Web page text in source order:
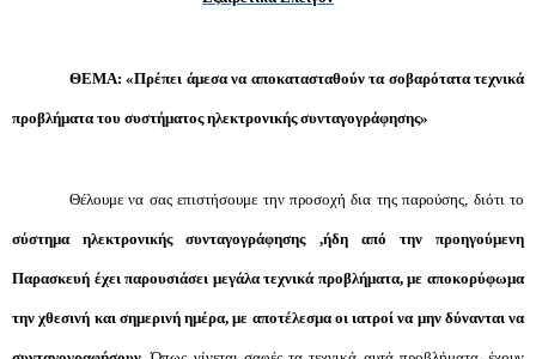
ΘΕΜΑ: «Πρέπει άμεσα να αποκατασταθούν τα σοβαρότατα τεχνικά
προβλήματα του συστήματος ηλεκτρονικής συνταγογράφησης»
Θέλουμε να σας επιστήσουμε την προσοχή δια της παρούσης, διότι το
σύστημα ηλεκτρονικής συνταγογράφησης ,ήδη από την προηγούμενη
Παρασκευή έχει παρουσιάσει μεγάλα τεχνικά προβλήματα, με αποκορύφωμα
την χθεσινή και σημερινή ημέρα, με αποτέλεσμα οι ιατροί να μην δύνανται να